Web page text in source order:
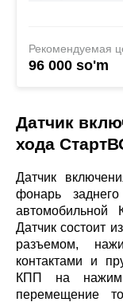
Рекомендуемая
96 000 so'm
Датчик
хода
Датчик
фонарь
Датчик состоит
разъемом,
контактами и
КПП на
перемещение